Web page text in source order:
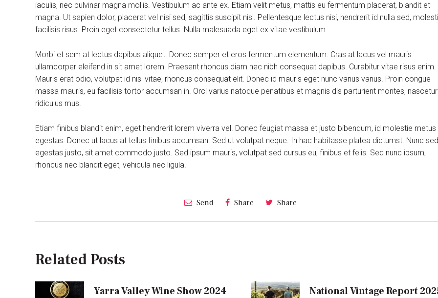
iaculis, nec pulvinar magna mollis. Vestibulum ac ante ex. Etiam velit metus, mattis eu fermentum placerat, blandit et
magna. Ut sapien dolor, placerat vel nisi sed, sagittis suscipit nisl. Pellentesque lectus nisi, hendrerit id nulla sed,
facilisis risus. Proin eget consectetur tellus. Nulla malesuada eget ex vitae vestibulum.
Morbi et sem at lectus dapibus aliquet. Donec semper et eros fermentum elementum. Cras at lacus vel mauris
ullamcorper eleifend in sit amet lorem. Praesent rhoncus diam nec nibh consequat dapibus. Curabitur vitae risus enim.
Mauris erat odio, volutpat id nisl vitae, rhoncus consequat elit. Donec id mauris eget nunc varius varius. Proin congue
massa mauris, eu facilisis tortor accumsan in. Orci varius natoque penatibus et magnis dis parturient montes, nascetur
ridiculus mus.
Etiam finibus blandit enim, eget hendrerit lorem viverra vel. Donec feugiat massa et justo bibendum, id molestie metus
egestas. Donec ut lacus at tellus finibus accumsan. Sed ut volutpat neque. In hac habitasse platea dictumst. Nunc sed
egestas justo, sit amet commodo justo. Sed ipsum mauris, volutpat sed cursus eu, finibus et felis. Sed nunc ipsum,
rhoncus nec blandit eget, vehicula nec ligula.
Send Share Share
Related Posts
Yarra Valley Wine Show 2024 National Vintage Report